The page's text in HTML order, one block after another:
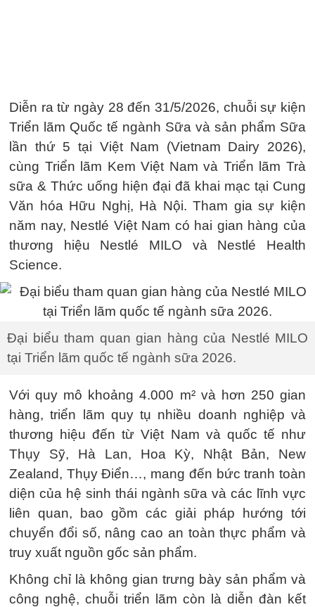
Diễn ra từ ngày 28 đến 31/5/2026, chuỗi sự kiện
Triển lãm Quốc tế ngành Sữa và sản phẩm Sữa
lần thứ 5 tại Việt Nam (Vietnam Dairy 2026),
cùng Triển lãm Kem Việt Nam và Triển lãm Trà
sữa & Thức uống hiện đại đã khai mạc tại Cung
Văn hóa Hữu Nghị, Hà Nội. Tham gia sự kiện
năm nay, Nestlé Việt Nam có hai gian hàng của
thương hiệu Nestlé MILO và Nestlé Health
Science.
Đại biểu tham quan gian hàng của Nestlé MILO
tại Triển lãm quốc tế ngành sữa 2026.
Với quy mô khoảng 4.000 m² và hơn 250 gian
hàng, triển lãm quy tụ nhiều doanh nghiệp và
thương hiệu đến từ Việt Nam và quốc tế như
Thụy Sỹ, Hà Lan, Hoa Kỳ, Nhật Bản, New
Zealand, Thụy Điển…, mang đến bức tranh toàn
diện của hệ sinh thái ngành sữa và các lĩnh vực
liên quan, bao gồm các giải pháp hướng tới
chuyển đổi số, nâng cao an toàn thực phẩm và
truy xuất nguồn gốc sản phẩm.
Không chỉ là không gian trưng bày sản phẩm và
công nghệ, chuỗi triển lãm còn là diễn đàn kết